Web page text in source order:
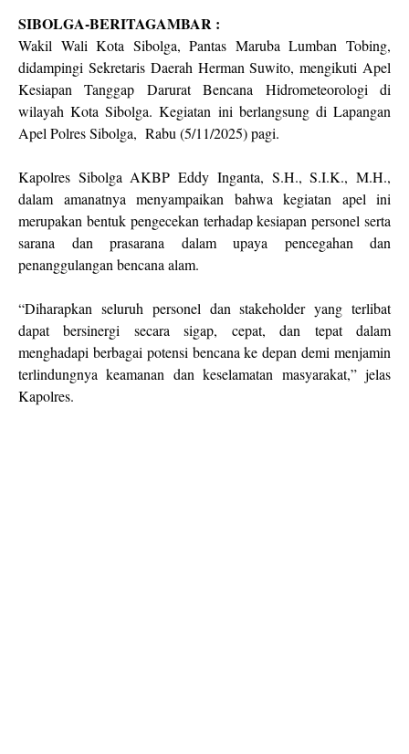
SIBOLGA-BERITAGAMBAR :
Wakil Wali Kota Sibolga, Pantas Maruba Lumban Tobing,
didampingi Sekretaris Daerah Herman Suwito, mengikuti Apel
Kesiapan Tanggap Darurat Bencana Hidrometeorologi di
wilayah Kota Sibolga. Kegiatan ini berlangsung di Lapangan
Apel Polres Sibolga, Rabu (5/11/2025) pagi.
Kapolres Sibolga AKBP Eddy Inganta, S.H., S.I.K., M.H.,
dalam amanatnya menyampaikan bahwa kegiatan apel ini
merupakan bentuk pengecekan terhadap kesiapan personel serta
sarana dan prasarana dalam upaya pencegahan dan
penanggulangan bencana alam.
“Diharapkan seluruh personel dan stakeholder yang terlibat
dapat bersinergi secara sigap, cepat, dan tepat dalam
menghadapi berbagai potensi bencana ke depan demi menjamin
terlindungnya keamanan dan keselamatan masyarakat,” jelas
Kapolres.